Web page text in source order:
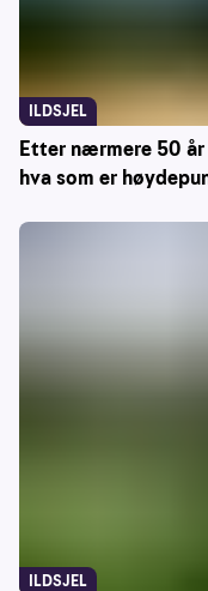
Etter nærmere 50
hva som er
ILDSJEL
ILDSJEL